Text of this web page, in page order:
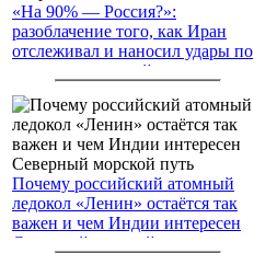
«На 90% — Россия?»:
разоблачение того, как Иран
отслеживал и наносил удары по
американским войскам
Почему российский атомный
ледокол «Ленин» остаётся так
важен и чем Индии интересен
Северный морской путь